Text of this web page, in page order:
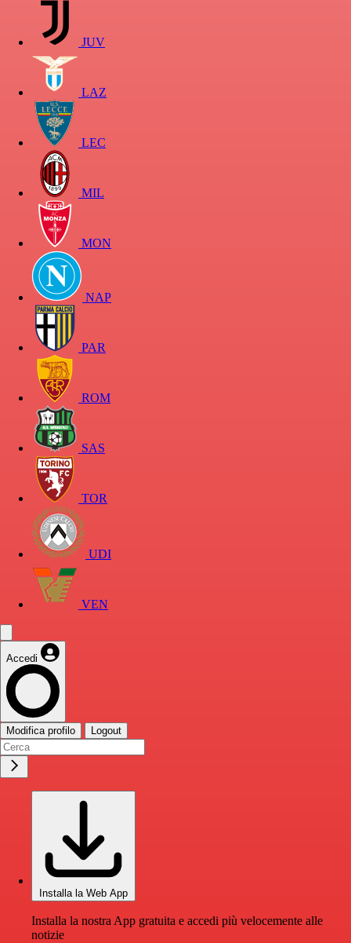
JUV
LAZ
LEC
MIL
MON
NAP
PAR
ROM
SAS
TOR
UDI
VEN
Accedi
Modifica profilo Logout
Installa la Web App
Installa la nostra App gratuita e accedi più velocemente alle
notizie